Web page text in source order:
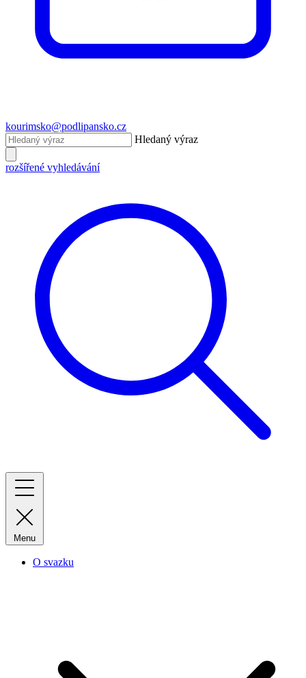
kourimsko@podlipansko.cz
Hledaný výraz
rozšířené vyhledávání
Menu
O svazku